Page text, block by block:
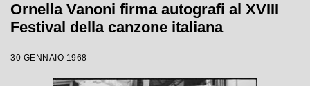
Ornella Vanoni firma autografi al XVIII
Festival della canzone italiana
30 GENNAIO 1968